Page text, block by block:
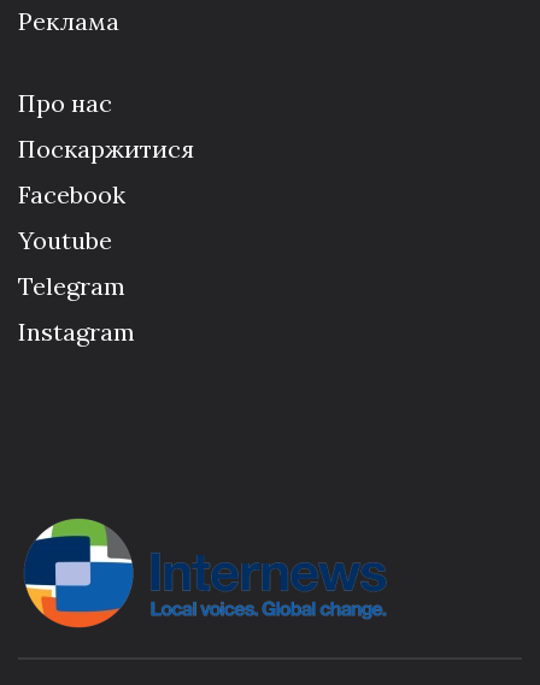
Реклама
Про нас
Поскаржитися
Facebook
Youtube
Telegram
Instagram